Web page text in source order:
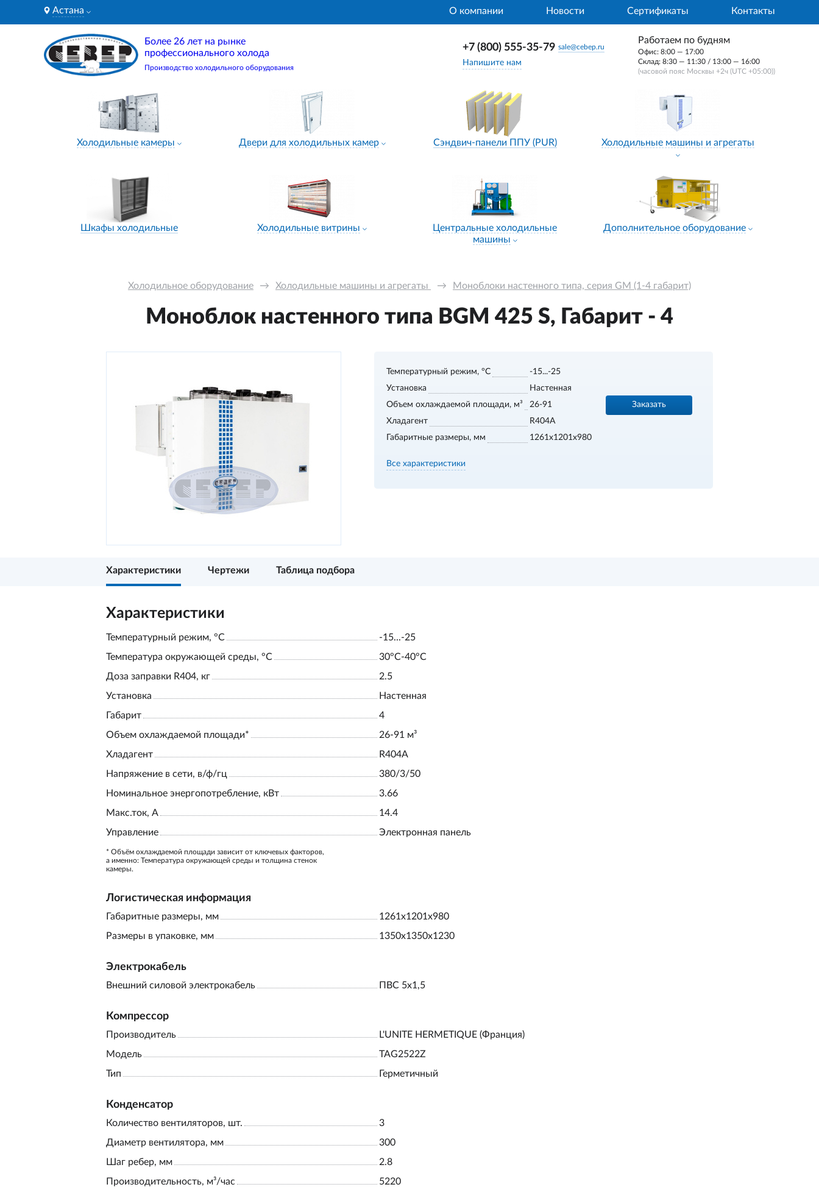
Астана О компании Новости Сертификаты Контакты
Более 26 лет на рынке
профессионального холода
Производство холодильного оборудования
+7 (800) 555-35-79 sale@cebep.ru
Напишите нам
Работаем по будням
Офис: 8:00 — 17:00
Склад: 8:30 — 11:30 / 13:00 — 16:00
(часовой пояс Москвы +2ч (UTC +05:00))
Холодильные камеры Двери для холодильных камер Сэндвич-панели ППУ (PUR) Холодильные машины и агрегаты
Шкафы холодильные Холодильные витрины
Центральные холодильные
машины
Дополнительное оборудование
Холодильное оборудование → Холодильные машины и агрегаты → Моноблоки настенного типа, серия GM (1-4 габарит)
Моноблок настенного типа BGM 425 S, Габарит - 4
Температурный режим, °С
-15...-25
Установка
Настенная
Объем охлаждаемой площади, м³
26-91
Хладагент
R404A
Габаритные размеры, мм
1261x1201x980
Заказать
Все характеристики
Характеристики Чертежи Таблица подбора
Характеристики
Температурный режим, °С
-15...-25
Температура окружающей среды, °С
30°С-40°С
Доза заправки R404, кг
2.5
Установка
Настенная
Габарит
4
Объем охлаждаемой площади*
26-91 м³
Хладагент
R404A
Напряжение в сети, в/ф/гц
380/3/50
Номинальное энергопотребление, кВт
3.66
Макс.ток, А
14.4
Управление
Электронная панель
* Объём охлаждаемой площади зависит от ключевых факторов,
а именно: Температура окружающей среды и толщина стенок
камеры.
Логистическая информация
Габаритные размеры, мм
1261x1201x980
Размеры в упаковке, мм
1350x1350x1230
Электрокабель
Внешний силовой электрокабель ПВС 5х1,5
Компрессор
Производитель
L'UNITE HERMETIQUE (Франция)
Модель
TAG2522Z
Тип
Герметичный
Конденсатор
Количество вентиляторов, шт.
3
Диаметр вентилятора, мм
300
Шаг ребер, мм
2.8
Производительность, м³/час
5220